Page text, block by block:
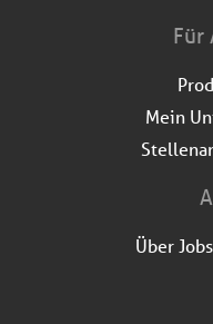
Für
Mein
Über